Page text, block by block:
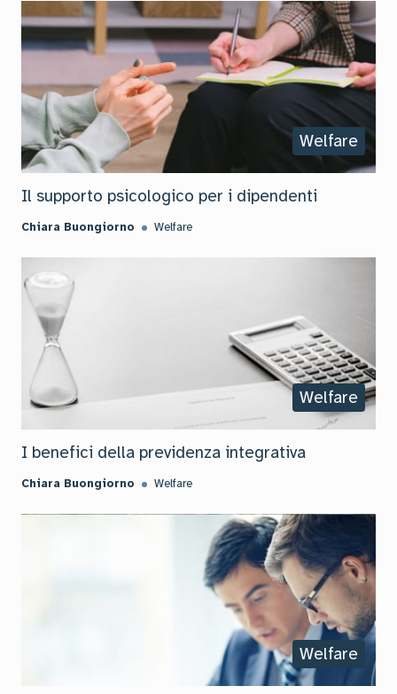
Welfare
Il supporto psicologico per i dipendenti
Chiara Buongiorno Welfare
Welfare
I benefici della previdenza integrativa
Chiara Buongiorno Welfare
Welfare